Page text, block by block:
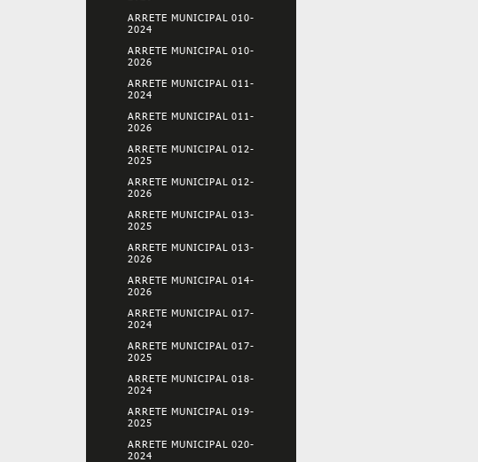
ARRETE MUNICIPAL 010-
2024
ARRETE MUNICIPAL 010-
2026
ARRETE MUNICIPAL 011-
2024
ARRETE MUNICIPAL 011-
2026
ARRETE MUNICIPAL 012-
2025
ARRETE MUNICIPAL 012-
2026
ARRETE MUNICIPAL 013-
2025
ARRETE MUNICIPAL 013-
2026
ARRETE MUNICIPAL 014-
2026
ARRETE MUNICIPAL 017-
2024
ARRETE MUNICIPAL 017-
2025
ARRETE MUNICIPAL 018-
2024
ARRETE MUNICIPAL 019-
2025
ARRETE MUNICIPAL 020-
2024